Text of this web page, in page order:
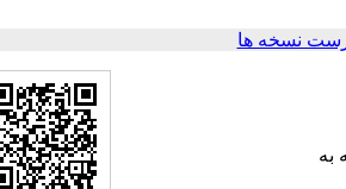
نسخه ها
به